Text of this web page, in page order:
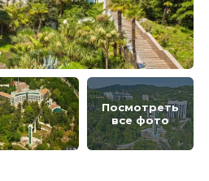
Посмотреть
все фото